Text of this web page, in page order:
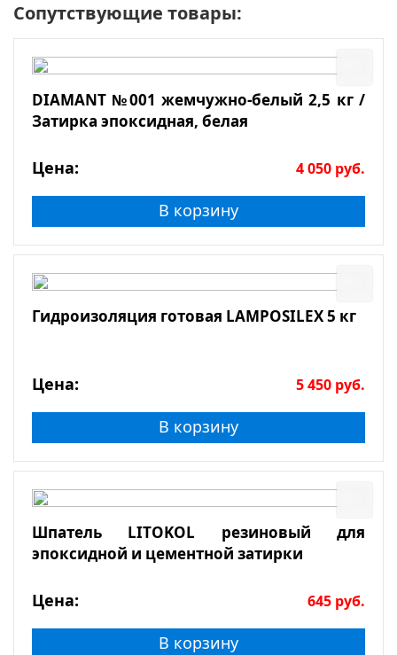
Сопутствующие товары:
DIAMANT №001 жемчужно-белый 2,5 кг /
Затирка эпоксидная, белая
Цена: 4 050 руб.
В корзину
Гидроизоляция готовая LAMPOSILEX 5 кг
Цена: 5 450 руб.
В корзину
Шпатель LITOKOL резиновый для
эпоксидной и цементной затирки
Цена: 645 руб.
В корзину